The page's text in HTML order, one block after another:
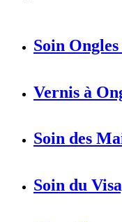
Soin
Vernis à
Soin des
Soin du